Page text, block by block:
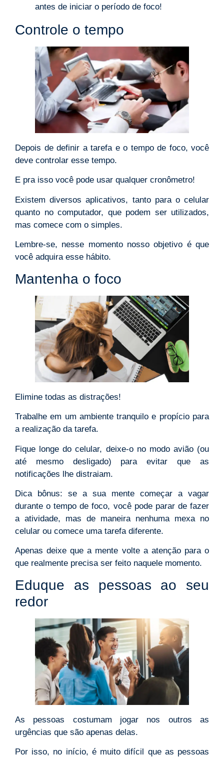
antes de iniciar o período de foco!
Controle o tempo
Depois de definir a tarefa e o tempo de foco, você
deve controlar esse tempo.
E pra isso você pode usar qualquer cronômetro!
Existem diversos aplicativos, tanto para o celular
quanto no computador, que podem ser utilizados,
mas comece com o simples.
Lembre-se, nesse momento nosso objetivo é que
você adquira esse hábito.
Mantenha o foco
Elimine todas as distrações!
Trabalhe em um ambiente tranquilo e propício para
a realização da tarefa.
Fique longe do celular, deixe-o no modo avião (ou
até mesmo desligado) para evitar que as
notificações lhe distraiam.
Dica bônus: se a sua mente começar a vagar
durante o tempo de foco, você pode parar de fazer
a atividade, mas de maneira nenhuma mexa no
celular ou comece uma tarefa diferente.
Apenas deixe que a mente volte a atenção para o
que realmente precisa ser feito naquele momento.
Eduque as pessoas ao seu
redor
As pessoas costumam jogar nos outros as
urgências que são apenas delas.
Por isso, no início, é muito difícil que as pessoas